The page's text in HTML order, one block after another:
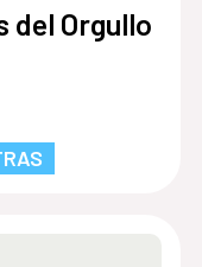
del Orgullo